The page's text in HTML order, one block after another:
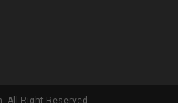
All Right Reserved.